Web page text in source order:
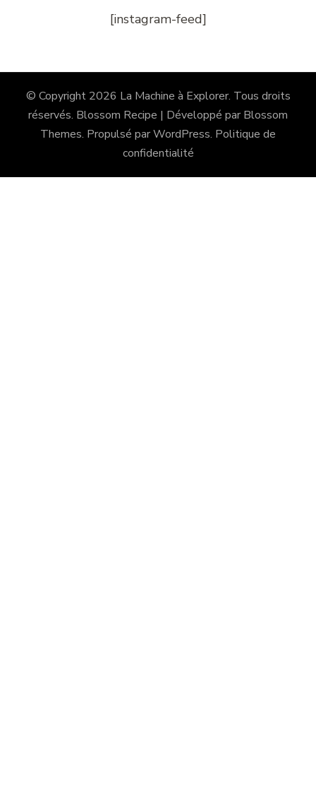
[instagram-feed]
© Copyright 2026 La Machine à Explorer. Tous droits
réservés. Blossom Recipe | Développé par Blossom
Themes. Propulsé parWordPress. Politique de
confidentialité